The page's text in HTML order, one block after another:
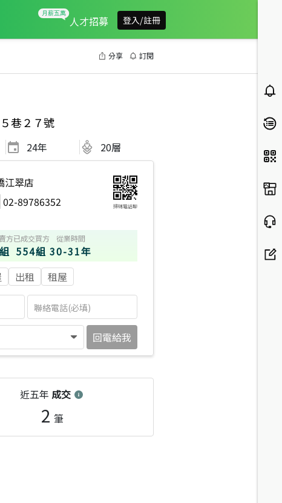
人才招募 登入/註冊
分享 訂閱
巷２７號
24年 20層
江翠店
02-89786352 掃碼電話聊
方已成交買方
554組
從業時間
30-31年
出租 租屋
回電給我
近五年 成交
2 筆